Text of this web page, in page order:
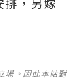
場。因此本站對